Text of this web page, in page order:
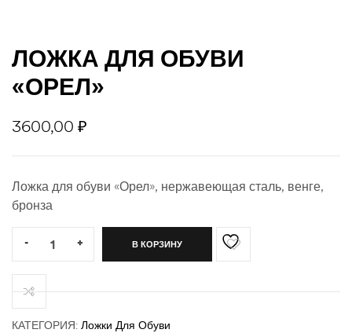
ЛОЖКА ДЛЯ ОБУВИ
«ОРЕЛ»
3600,00 ₽
Ложка для обуви «Орел», нержавеющая сталь, венге,
бронза
- + В КОРЗИНУ
КАТЕГОРИЯ: Ложки Для Обуви